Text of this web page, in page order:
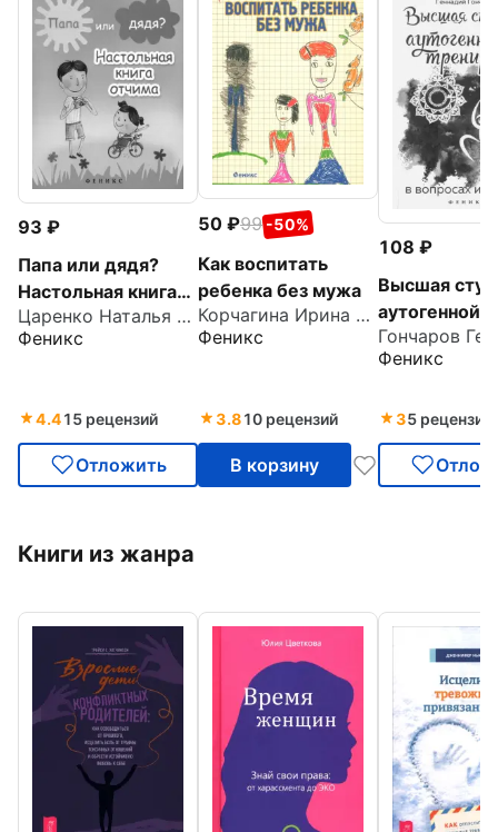
93
Папа или дядя?
Настольная книга
отчима
Царенко Наталья Владимировна
Феникс
4.415 рецензий
Отложить
50 99 -50%
Как воспитать
ребенка без мужа
Корчагина Ирина Леонидовна
Феникс
3.810 рецензий
В корзину
108
Высшая
аутогенной
тренировки в
вопросах и
Феникс
35 рецензий
Книги из жанра